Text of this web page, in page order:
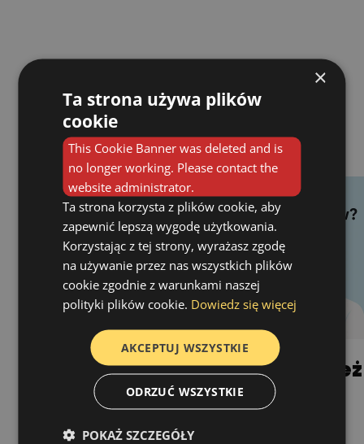
Dlaczego dorosłych też
dotyczy przerost
migdałków? Fakty i
×
Ta strona używa plików
cookie
This Cookie Banner was deleted and is
no longer working. Please contact the
website administrator.
Ta strona korzysta z plików cookie, aby
zapewnić lepszą wygodę użytkowania.
Korzystając z tej strony, wyrażasz zgodę
na używanie przez nas wszystkich plików
cookie zgodnie z warunkami naszej
polityki plików cookie. Dowiedz się więcej
AKCEPTUJ WSZYSTKIE
ODRZUĆ WSZYSTKIE
POKAŻ SZCZEGÓŁY